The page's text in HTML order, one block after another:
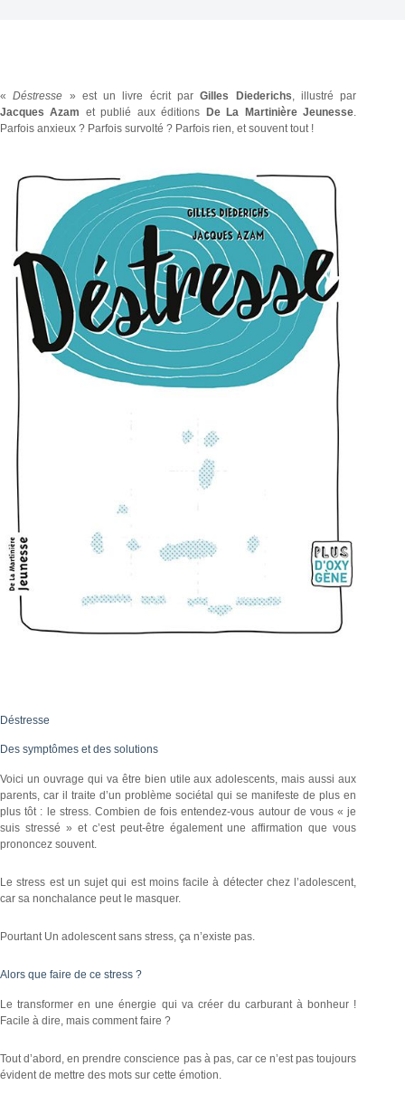
«Déstresse » est un livre écrit parGilles Diederichs, illustré par
Jacques Azam et publié aux éditions De La Martinière Jeunesse.
Parfois anxieux ? Parfois survolté ? Parfois rien, et souvent tout !
Déstresse
Des symptômes et des solutions
Voici un ouvrage qui va être bien utile aux adolescents, mais aussi aux
parents, car il traite d’un problème sociétal qui se manifeste de plus en
plus tôt : le stress. Combien de fois entendez-vous autour de vous « je
suis stressé » et c’est peut-être également une affirmation que vous
prononcez souvent.
Le stress est un sujet qui est moins facile à détecter chez l’adolescent,
car sa nonchalance peut le masquer.
Pourtant Un adolescent sans stress, ça n’existe pas.
Alors que faire de ce stress ?
Le transformer en une énergie qui va créer du carburant à bonheur !
Facile à dire, mais comment faire ?
Tout d’abord, en prendre conscience pas à pas, car ce n’est pas toujours
évident de mettre des mots sur cette émotion.